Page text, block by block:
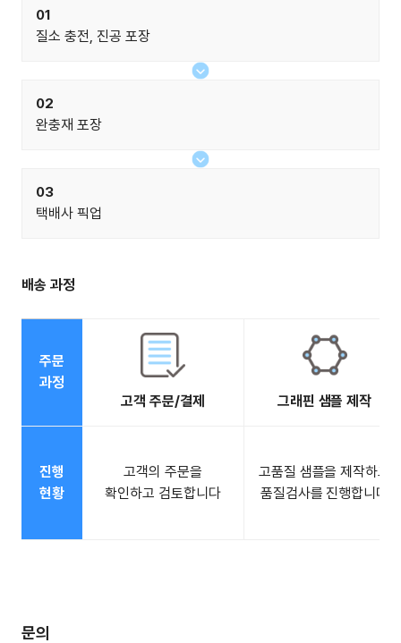
01
질소 충전, 진공 포장
02
완충재 포장
03
택배사 픽업
배송 과정
주문
과정
고객 주문/결제
그래핀 샘플 제작
진행
현황
고객의 주문을
확인하고 검토합니다
고품질 샘플을 제작하고
품질검사를 진행합니다
문의